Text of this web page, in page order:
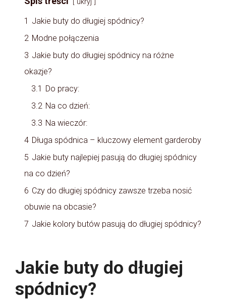
1 Jakie buty do długiej spódnicy?
2 Modne połączenia
3 Jakie buty do długiej spódnicy na różne
okazje?
3.1 Do pracy:
3.2 Na co dzień:
3.3 Na wieczór:
4 Długa spódnica – kluczowy element garderoby
5 Jakie buty najlepiej pasują do długiej spódnicy
na co dzień?
6 Czy do długiej spódnicy zawsze trzeba nosić
obuwie na obcasie?
7 Jakie kolory butów pasują do długiej spódnicy?
Jakie buty do długiej
spódnicy?